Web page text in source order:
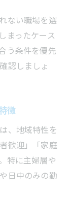
ない職場を選
まったケース
う条件を優先
認しましょ
徴
、地域特性を
歓迎」「家庭
特に主婦層や
日中のみの勤